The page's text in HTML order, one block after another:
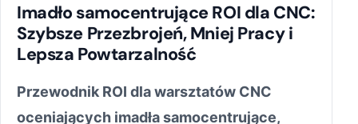
Imadło samocentrujące ROI dla CNC:
Szybsze Przezbrojeń, Mniej Pracy i
Lepsza Powtarzalność
Przewodnik ROI dla warsztatów CNC
oceniających imadła samocentrujące,